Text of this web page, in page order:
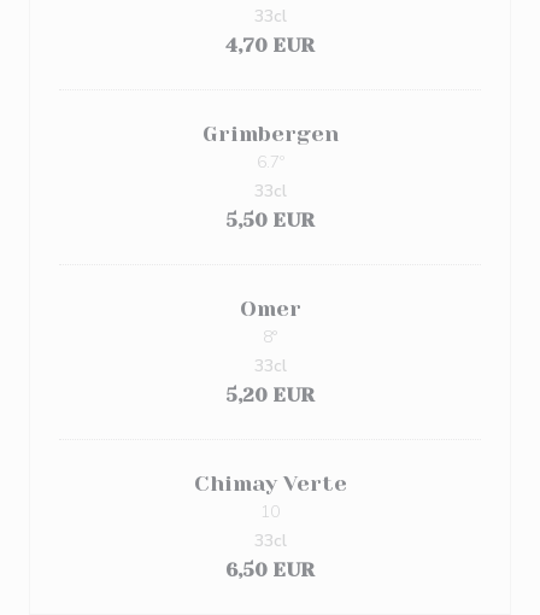
4,70 EUR
33cl
Grimbergen
6.7º
5,50 EUR
33cl
Omer
8°
5,20 EUR
33cl
Chimay Verte
10
6,50 EUR
33cl